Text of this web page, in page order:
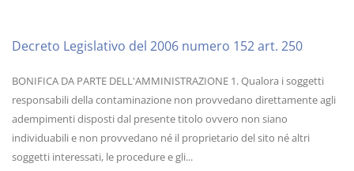
Decreto Legislativo del 2006 numero 152 art. 250
BONIFICA DA PARTE DELL'AMMINISTRAZIONE 1. Qualora i soggetti
responsabili della contaminazione non provvedano direttamente agli
adempimenti disposti dal presente titolo ovvero non siano
individuabili e non provvedano né il proprietario del sito né altri
soggetti interessati, le procedure e gli...